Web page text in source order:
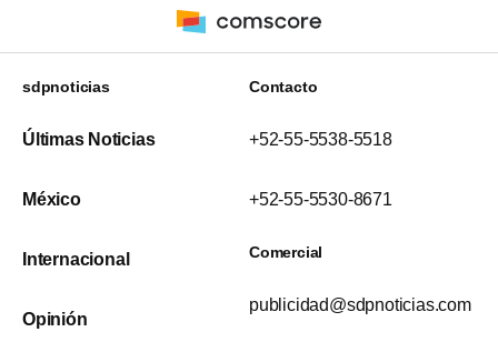
sdpnoticias
Últimas Noticias
México
Internacional
Opinión
Contacto
+52-55-5538-5518
+52-55-5530-8671
Comercial
publicidad@sdpnoticias.com